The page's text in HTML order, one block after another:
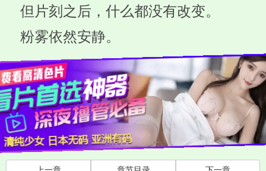
但片刻之后，什么都没有改变。
粉雾依然安静。